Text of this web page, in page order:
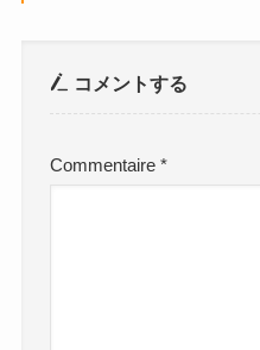
コメントする
Commentaire*